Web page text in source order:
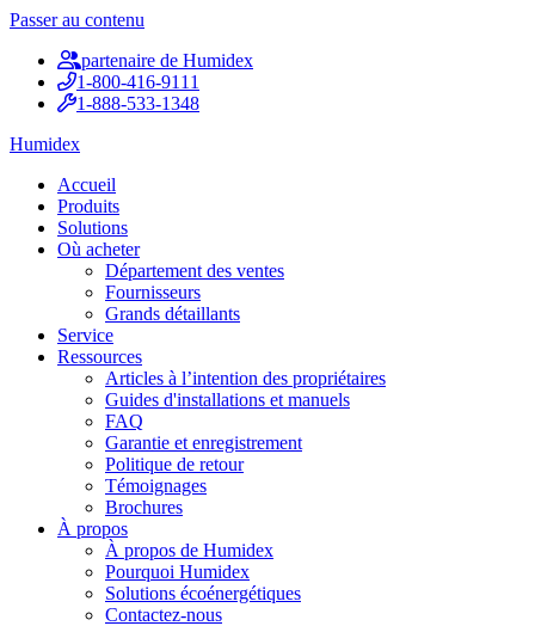
Passer au contenu
partenaire de Humidex
1-800-416-9111
1-888-533-1348
Humidex
Accueil
Produits
Solutions
Où acheter
Département des ventes
Fournisseurs
Grands détaillants
Service
Ressources
Articles à l’intention des propriétaires
Guides d'installations et manuels
FAQ
Garantie et enregistrement
Politique de retour
Témoignages
Brochures
À propos
À propos de Humidex
Pourquoi Humidex
Solutions écoénergétiques
Contactez-nous